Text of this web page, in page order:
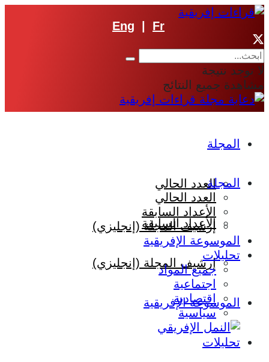
Eng Fr
لا توجد نتيجة
مشاهدة جميع النتائج
المجلة
العدد الحالي
الأعداد السابقة
إرشيف المجلة (إنجليزي)
الموسوعة الإفريقية
تحليلات
المجلة
العدد الحالي
الأعداد السابقة
إرشيف المجلة (إنجليزي)
الموسوعة الإفريقية
تحليلات
جميع المواد
اجتماعية
اقتصادية
سياسية